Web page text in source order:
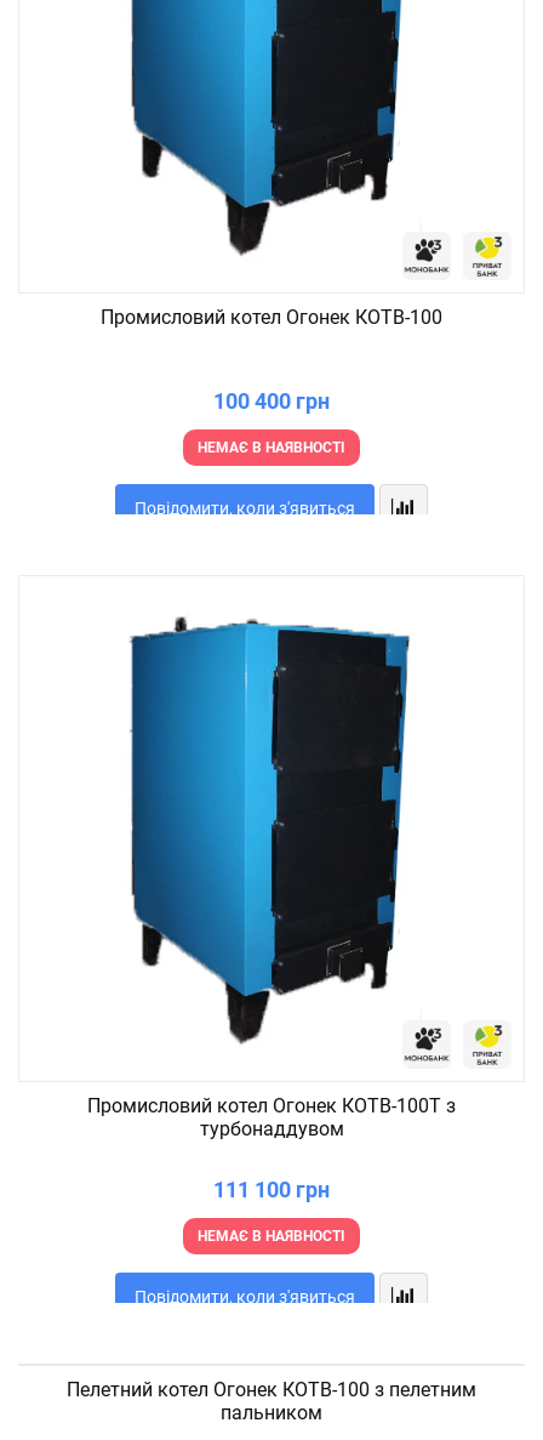
Промисловий котел Огонек КОТВ-100
100 400 грн
НЕМАЄ В НАЯВНОСТІ
Повідомити, коли з'явиться
Промисловий котел Огонек КОТВ-100Т з
турбонаддувом
111 100 грн
НЕМАЄ В НАЯВНОСТІ
Повідомити, коли з'явиться
Пелетний котел Огонек КОТВ-100 з пелетним
пальником